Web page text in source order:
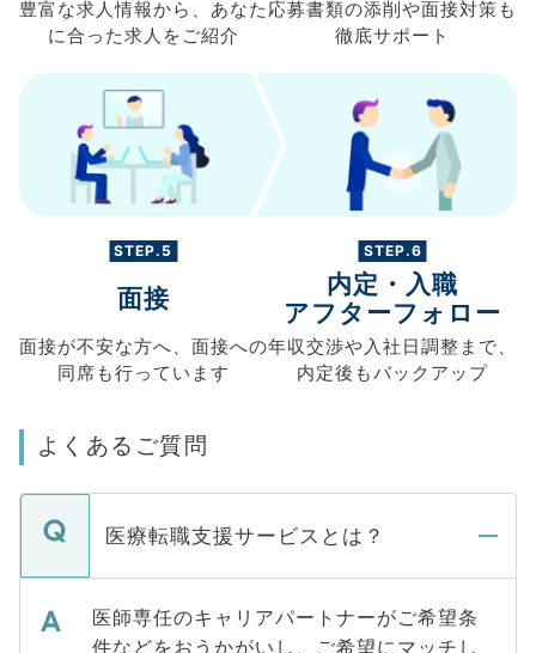
豊富な求人情報から、 あなた
に合った求人を ご紹介
応募書類の添削や面接対策も
徹底サポート
STEP.5
面接
面接が不安な方へ、 面接への
同席も行っています
STEP.6
内定・入職
アフターフォロー
年収交渉や入社日調整まで、
内定後もバックアップ
よくあるご質問
医療転職支援サービスとは？
医師専任のキャリアパートナーがご希望条
件などをおうかがいし、ご希望にマッチし